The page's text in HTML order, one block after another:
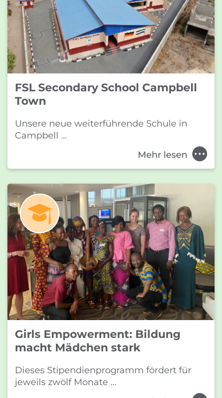
FSL Secondary School Campbell
Town
Unsere neue weiterführende Schule in
Campbell ...
Mehr lesen
Girls Empowerment: Bildung
macht Mädchen stark
Dieses Stipendienprogramm fördert für
jeweils zwölf Monate ...